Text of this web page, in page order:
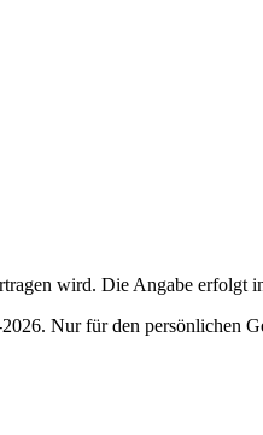
wird. Die Angabe erfolgt
Nur für den persönlichen